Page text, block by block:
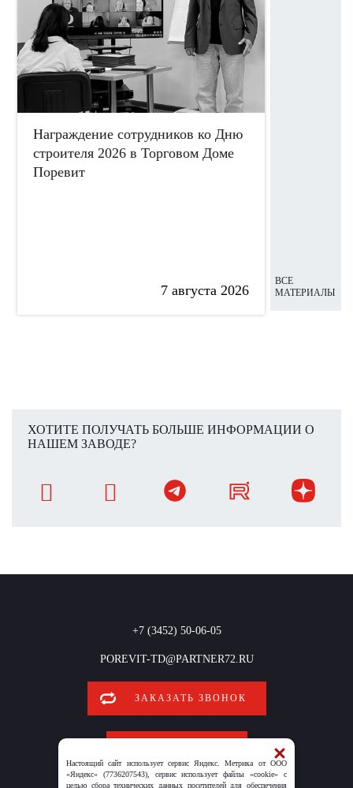
Награждение сотрудников ко Дню
строителя 2026 в Торговом Доме
Поревит
7 августа 2026
ВСЕ
МАТЕРИАЛЫ
ХОТИТЕ ПОЛУЧАТЬ БОЛЬШЕ ИНФОРМАЦИИ О
НАШЕМ ЗАВОДЕ?
+7 (3452) 50-06-05
POREVIT-TD@PARTNER72.RU
ЗАКАЗАТЬ ЗВОНОК
Настоящий сайт использует сервис Яндекс. Метрика от ООО
«Яндекс» (7736207543), сервис использует файлы «cookie» с
целью сбора технических данных посетителей для обеспечения